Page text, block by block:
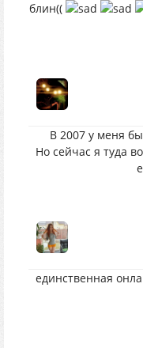
блин((
В 2007 у меня
Но сейчас я туда
единственная